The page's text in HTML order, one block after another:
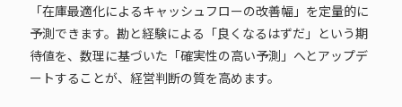
「在庫最適化によるキャッシュフローの改善幅」を定量的に
予測できます。勘と経験による「良くなるはずだ」という期
待値を、数理に基づいた「確実性の高い予測」へとアップデ
ートすることが、経営判断の質を高めます。